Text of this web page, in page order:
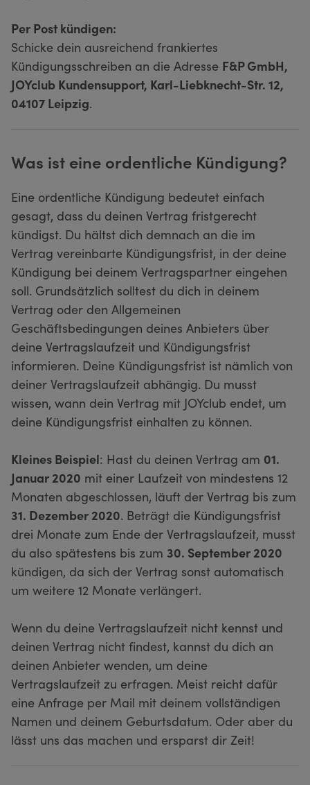
Per Post kündigen:
Schicke dein ausreichend frankiertes
Kündigungsschreiben an die Adresse F&P GmbH,
JOYclub Kundensupport, Karl-Liebknecht-Str. 12,
04107 Leipzig.
Was ist eine ordentliche Kündigung?
Eine ordentliche Kündigung bedeutet einfach
gesagt, dass du deinen Vertrag fristgerecht
kündigst. Du hältst dich demnach an die im
Vertrag vereinbarte Kündigungsfrist, in der deine
Kündigung bei deinem Vertragspartner eingehen
soll. Grundsätzlich solltest du dich in deinem
Vertrag oder den Allgemeinen
Geschäftsbedingungen deines Anbieters über
deine Vertragslaufzeit und Kündigungsfrist
informieren. Deine Kündigungsfrist ist nämlich von
deiner Vertragslaufzeit abhängig. Du musst
wissen, wann dein Vertrag mit JOYclub endet, um
deine Kündigungsfrist einhalten zu können.
Kleines Beispiel: Hast du deinen Vertrag am 01.
Januar 2020 mit einer Laufzeit von mindestens 12
Monaten abgeschlossen, läuft der Vertrag bis zum
31. Dezember 2020. Beträgt die Kündigungsfrist
drei Monate zum Ende der Vertragslaufzeit, musst
du also spätestens bis zum 30. September 2020
kündigen, da sich der Vertrag sonst automatisch
um weitere 12 Monate verlängert.
Wenn du deine Vertragslaufzeit nicht kennst und
deinen Vertrag nicht findest, kannst du dich an
deinen Anbieter wenden, um deine
Vertragslaufzeit zu erfragen. Meist reicht dafür
eine Anfrage per Mail mit deinem vollständigen
Namen und deinem Geburtsdatum. Oder aber du
lässt uns das machen und ersparst dir Zeit!